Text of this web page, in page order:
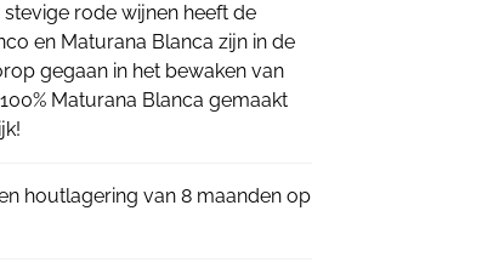
rode wijnen heeft de
en Maturana Blanca zijn in de
gegaan in het bewaken van
Maturana Blanca gemaakt
houtlagering van 8 maanden op